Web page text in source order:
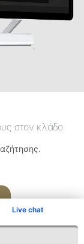
Live chat
στον κλάδο